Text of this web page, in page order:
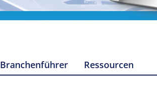
Branchenführer Ressourcen